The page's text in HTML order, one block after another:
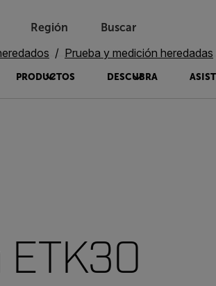
Región Buscar
PRODUCTOS DESCUBRA
Prueba y medición heredadas
ETK30